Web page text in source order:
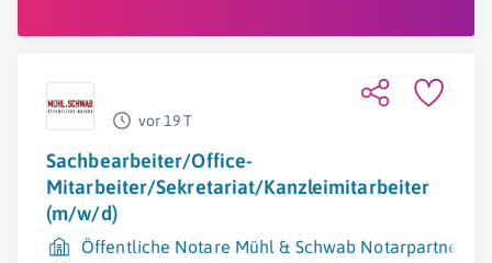
vor 19 T
Sachbearbeiter/Office-
Mitarbeiter/Sekretariat/Kanzleimitarbeiter
(m/w/d)
Öffentliche Notare Mühl & Schwab